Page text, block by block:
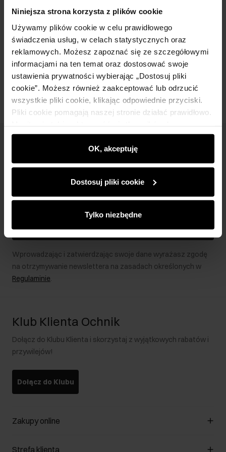
Niniejsza strona korzysta z plików cookie
Używamy plików cookie w celu prawidłowego
świadczenia usług, w celach statystycznych oraz
reklamowych. Możesz zapoznać się ze szczegółowymi
informacjami na ten temat oraz dostosować swoje
ustawienia prywatności wybierając „Dostosuj pliki
cookie”. Możesz również zaakceptować lub odrzucić
wszystkie pliki cookie, klikając odpowiednie przyciski.
Pliki cookie pomagają naszej stronie działać prawidłowo.
wyświetlać im dopasowane do ich preferencji treści,
rekomendacje oraz komunikaty reklamowe informujące o
najnowszych promocjach w e-sklepie. Informacje o tym,
partnerom społecznościowym, reklamowym i
analitycznym. Partnerzy mogą połączyć te informacje z
podczas korzystania z ich usług.
OK, akceptuję
Dostosuj pliki cookie
Tylko niezbędne
Szczegóły
Skład i wymiary
Opinie
Bądź na bieżąco z nowościami i promocjami!
Zapisz się
Wprowadzając i zatwierdzając swoje dane wyrażasz zgodę
na otrzymywanie newslettera na zasadach określonych w
Regulaminie.
Klub Klienta Ochnik
Dołącz do Klubu Klienta i skorzystaj z wyjątkowych rabatów i
przywilejów!
Dołącz do Klubu
Zakupy online
Zarządzaj cookies
Strefa klienta